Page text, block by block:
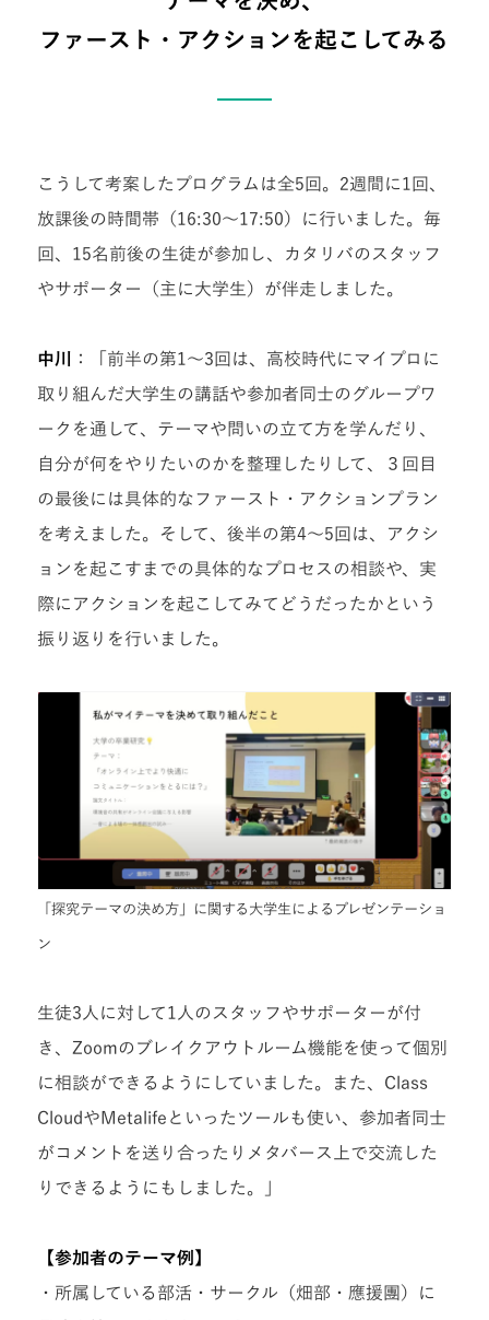
ファースト・アクションを起こしてみる
こうして考案したプログラムは全5回。2週間に1回、
放課後の時間帯（16:30〜17:50）に行いました。毎
回、15名前後の生徒が参加し、カタリバのスタッフ
やサポーター（主に大学生）が伴走しました。
中川
：「前半の第1〜3回は、高校時代にマイプロに
取り組んだ大学生の講話や参加者同士のグループワ
ークを通して、テーマや問いの立て方を学んだり、
自分が何をやりたいのかを整理したりして、３回目
の最後には具体的なファースト・アクションプラン
を考えました。そして、後半の第4〜5回は、アクシ
ョンを起こすまでの具体的なプロセスの相談や、実
際にアクションを起こしてみてどうだったかという
振り返りを行いました。
「探究テーマの決め方」に関する大学生によるプレゼンテーショ
ン
生徒3人に対して1人のスタッフやサポーターが付
き、Zoomのブレイクアウトルーム機能を使って個別
に相談ができるようにしていました。また、Class
CloudやMetalifeといったツールも使い、参加者同士
がコメントを送り合ったりメタバース上で交流した
りできるようにもしました。」
【参加者のテーマ例】
・所属している部活・サークル（畑部・應援團）に